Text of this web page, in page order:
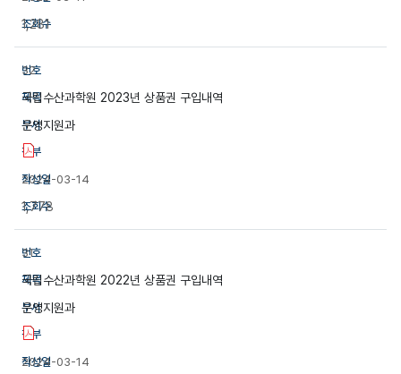
1,281
32
국립수산과학원 2023년 상품권 구입내역
운영지원과
2024-03-14
1,778
31
국립수산과학원 2022년 상품권 구입내역
운영지원과
2024-03-14